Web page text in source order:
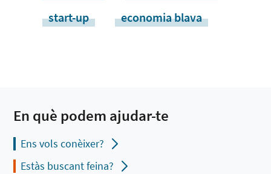
start-up
economia blava
En què podem ajudar-te
Ens vols conèixer?
Estàs buscant feina?